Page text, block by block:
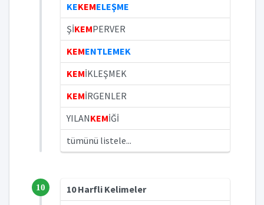
KEKEMELEŞME
ŞİKEMPERVER
KEMENTLEMEK
KEMİKLEŞMEK
KEMİRGENLER
YILANKEMİĞİ
tümünü listele...
10
10 Harfli Kelimeler